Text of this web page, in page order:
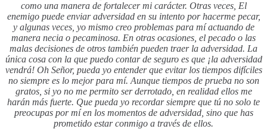
como una manera de fortalecer mi carácter. Otras veces, El
enemigo puede enviar adversidad en su intento por hacerme pecar,
y algunas veces, yo mismo creo problemas para mí actuando de
manera necia o pecaminosa. En otras ocasiones, el pecado o las
malas decisiones de otros también pueden traer la adversidad. La
única cosa con la que puedo contar de seguro es que ¡la adversidad
vendrá! Oh Señor, pueda yo entender que evitar los tiempos difíciles
no siempre es lo mejor para mí. Aunque tiempos de prueba no son
gratos, si yo no me permito ser derrotado, en realidad ellos me
harán más fuerte. Que pueda yo recordar siempre que tú no solo te
preocupas por mí en los momentos de adversidad, sino que has
prometido estar conmigo a través de ellos.